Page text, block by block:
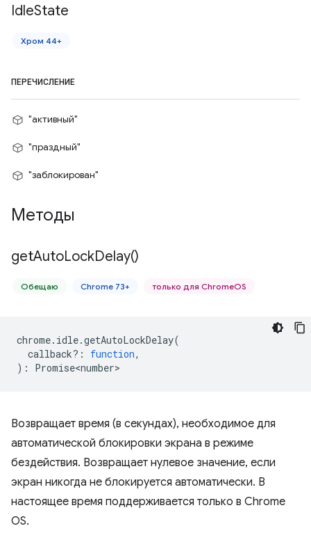
IdleState
Хром 44+
ПЕРЕЧИСЛЕНИЕ
"активный"
"праздный"
"заблокирован"
Методы
getAutoLockDelay()
Обещаю Chrome 73+ только для ChromeOS
chrome. idle.getAutoLockDelay(
callback? : function,
) : Promise<number>
Возвращает время (в секундах), необходимое для
автоматической блокировки экрана в режиме
бездействия. Возвращает нулевое значение, если
экран никогда не блокируется автоматически. В
настоящее время поддерживается только в Chrome
OS.